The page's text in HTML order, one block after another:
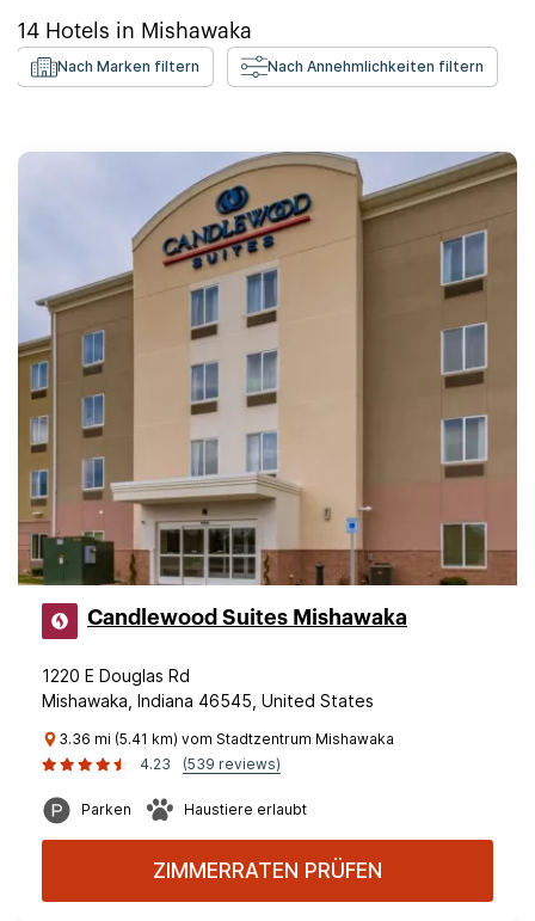
14 Hotels in Mishawaka
Nach Marken filtern Nach Annehmlichkeiten filtern
Candlewood Suites Mishawaka
1220 E Douglas Rd
Mishawaka, Indiana 46545, United States
3.36 mi (5.41 km) vom Stadtzentrum Mishawaka
4.23
(539 reviews)
Parken Haustiere erlaubt
ZIMMERRATEN PRÜFEN